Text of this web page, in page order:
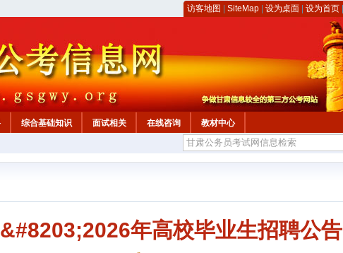
访客地图 SiteMap 设为桌面 设为首页
综合基础知识 面试相关 在线咨询
教材中心
年高校毕业生招聘公告